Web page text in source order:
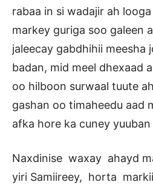
rabaa in si wadajir ah
markey guriga soo galeen
jaleecay gabdhihii meesha
badan, mid meel dhexaad
oo hilboon surwaal tuute
gashan oo timaheedu aad
afka hore ka cuney yuuban
Naxdinise waxay ahayd
yiri Samiireey, horta